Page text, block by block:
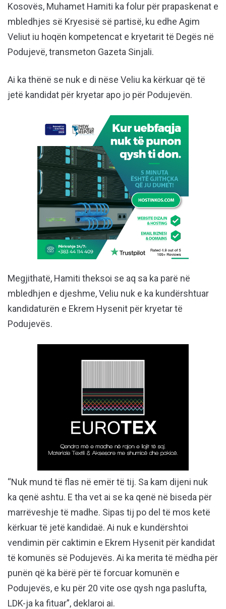
Kosovës, Muhamet Hamiti ka folur për prapaskenat e
mbledhjes së Kryesisë së partisë, ku edhe Agim
Veliut iu hoqën kompetencat e kryetarit të Degës në
Podujevë, transmeton Gazeta Sinjali.
Ai ka thënë se nuk e di nëse Veliu ka kërkuar që të
jetë kandidat për kryetar apo jo për Podujevën.
Megjithatë, Hamiti theksoi se aq sa ka parë në
mbledhjen e djeshme, Veliu nuk e ka kundërshtuar
kandidaturën e Ekrem Hysenit për kryetar të
Podujevës.
“Nuk mund të flas në emër të tij. Sa kam dijeni nuk
ka qenë ashtu. E tha vet ai se ka qenë në biseda për
marrëveshje të madhe. Sipas tij po del të mos ketë
kërkuar të jetë kandidaë. Ai nuk e kundërshtoi
vendimin për caktimin e Ekrem Hysenit për kandidat
të komunës së Podujevës. Ai ka merita të mëdha për
punën që ka bërë për të forcuar komunën e
Podujevës, e ku për 20 vite ose qysh nga paslufta,
LDK-ja ka fituar”, deklaroi ai.